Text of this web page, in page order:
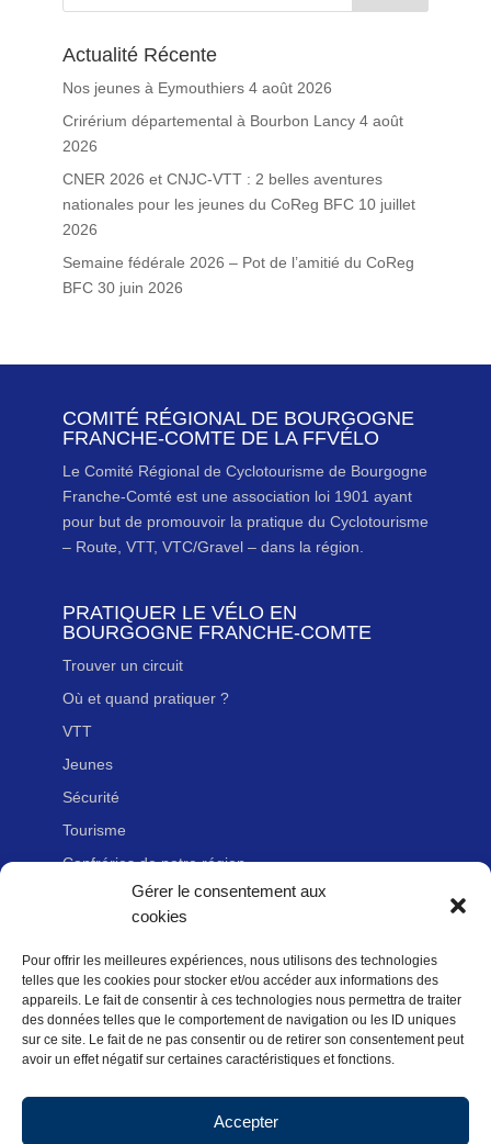
Gérer le consentement aux
cookies
Pour offrir les meilleures expériences, nous utilisons des technologies
telles que les cookies pour stocker et/ou accéder aux informations des
appareils. Le fait de consentir à ces technologies nous permettra de traiter
des données telles que le comportement de navigation ou les ID uniques
sur ce site. Le fait de ne pas consentir ou de retirer son consentement peut
avoir un effet négatif sur certaines caractéristiques et fonctions.
Accepter
Actualité Récente
Nos jeunes à Eymouthiers 4 août 2026
Crirérium départemental à Bourbon Lancy 4 août
2026
CNER 2026 et CNJC-VTT : 2 belles aventures
nationales pour les jeunes du CoReg BFC 10 juillet
2026
Semaine fédérale 2026 – Pot de l’amitié du CoReg
BFC 30 juin 2026
COMITÉ RÉGIONAL DE BOURGOGNE
FRANCHE-COMTE DE LA FFVÉLO
Le Comité Régional de Cyclotourisme de Bourgogne
Franche-Comté est une association loi 1901 ayant
pour but de promouvoir la pratique du Cyclotourisme
– Route, VTT, VTC/Gravel – dans la région.
PRATIQUER LE VÉLO EN
BOURGOGNE FRANCHE-COMTE
Trouver un circuit
Où et quand pratiquer ?
VTT
Jeunes
Sécurité
Tourisme
Confréries de notre région
Nous contacter
Adhérer à la Fédération Française de cyclotourisme
Newsletter
Mentions légales
Politique des données personnelles
Politique de cookies (UE)